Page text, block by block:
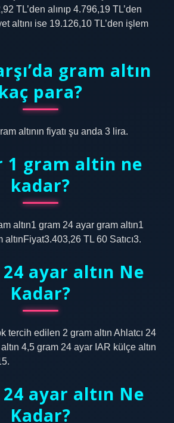
TL’den alınıp 4.796,19 TL’den
altını ise 19.126,10 TL’den işlem
gram altın
kaç para?
altının fiyatı şu anda 3 lira.
1 gram altin ne
kadar?
altın1 gram 24 ayar gram altın1
TL 60 Satıcı3.
ayar altın Ne
Kadar?
tercih edilen 2 gram altın Ahlatcı 24
4,5 gram 24 ayar IAR külçe altın
ayar altın Ne
Kadar?